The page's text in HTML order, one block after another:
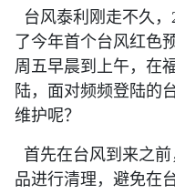
台风泰利刚走不久，
了今年首个台风红色
周五早晨到上午，在
陆，面对频频登陆的
维护呢？
首先在台风到来之
品进行清理，避免在